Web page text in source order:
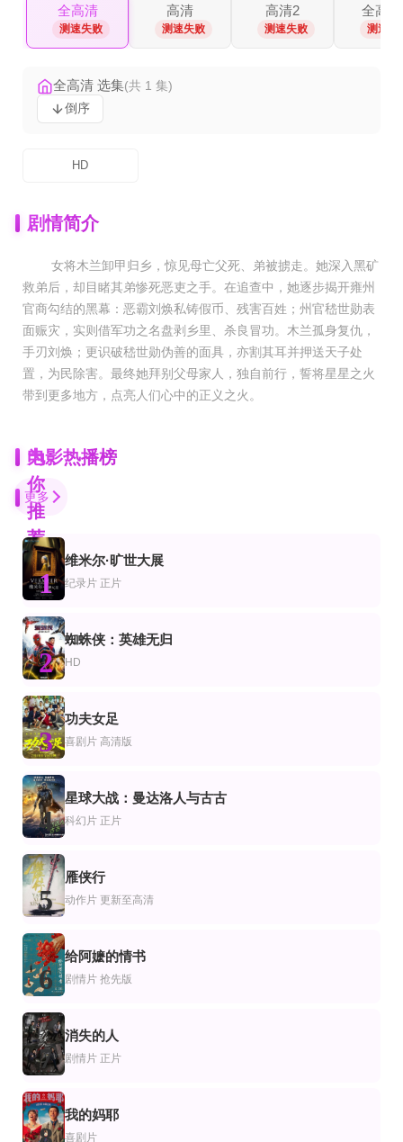
全高清
测速失败
高清
测速失败
高清2
测速失败
全高
测速失
全高清 选集(共 1 集)
倒序
HD
剧情简介
女将木兰卸甲归乡，惊见母亡父死、弟被掳走。她深入黑矿
救弟后，却目睹其弟惨死恶吏之手。在追查中，她逐步揭开雍州
官商勾结的黑幕：恶霸刘焕私铸假币、残害百姓；州官嵇世勋表
面赈灾，实则借军功之名盘剥乡里、杀良冒功。木兰孤身复仇，
手刃刘焕；更识破嵇世勋伪善的面具，亦割其耳并押送天子处
置，为民除害。最终她拜别父母家人，独自前行，誓将星星之火
带到更多地方，点亮人们心中的正义之火。
为
你
推
荐
荒废的
HD
真爱找麻烦！
第10集完结
天网：致命骗局
HD
剪刀手爱德华
约翰尼·德普,薇诺娜·瑞德,黛安·韦斯特,安东尼·迈克尔·豪尔,凯西·贝克,罗伯特·
HD
11：14
亨利·托马斯,布莱克·赫伦,芭芭拉·赫希,克拉克·格雷格,希拉里·斯万克,肖恩·海托
边城夺宝记
明妮·德里弗,詹姆斯·斯派德,乔什·布洛林,斯图亚特·维尔森
天道2017
索菲亚·海林,艾拉·朗夫,泰蕾兹·阿福尔特,玛丽·洛伊恩贝格尔,马克西米利安·西蒙斯
正片
三傻闹地球(国语版)
卡勒姆·马洛尼,德莫特·莫根尼斯,保罗·泰来克,艾琳·米森,苏茜·鲍尔,玛丽·默里,威
正片
永远的三个字
Sharon Cuneta,Richard Gomez,凯瑟琳·贝纳尔多
HD高清
疯猴
小侯,惠英红,刘家良,罗烈,孙树培
HD
我的吸血鬼老板
弗兰·克朗茨,佩德罗·帕斯卡,伊薇特·耶茨,Emma Fitzpatrick
正片
关于我和鬼变成家人的那件事
许光汉,林柏宏,王净,蔡振南,王满娇,庹宗华,马念先,郑志伟,李至正,陈彦佐,张再
鹰1988
安东尼·爱德华兹,珍妮·麦克蒂尔,提摩西·道尔顿,罗杰·斯洛曼,路易斯·梅利斯
挺进中原
王志刚,王丹华,于力,周楚,张良
第二扇窗
村上虹郎,阿部纯子,杉本哲太,松田美由纪,渡边真起子,村上淳,榊英雄,常田富士男
电影热播榜
更多
1
维米尔·旷世大展
纪录片 正片
2
蜘蛛侠：英雄无归
HD
3
功夫女足
喜剧片 高清版
4
星球大战：曼达洛人与古古
科幻片 正片
5
雁侠行
动作片 更新至高清
6
给阿嬷的情书
剧情片 抢先版
7
消失的人
剧情片 正片
我的妈耶
喜剧片